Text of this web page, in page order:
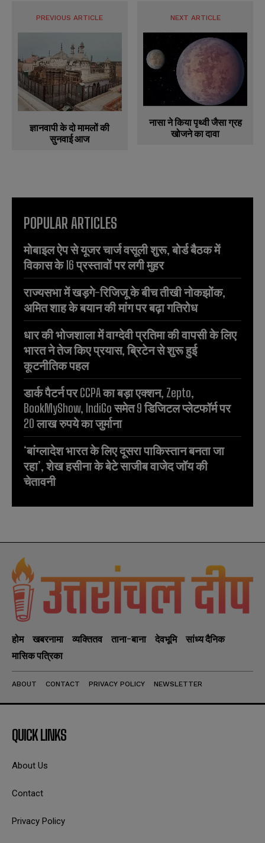
PREVIOUS ARTICLE
ज्ञानवापी के दो मामलों की
सुनवाई आज
NEXT ARTICLE
नासा ने किया पृथ्वी जैसा ग्रह
खोजने का दावा
POPULAR ARTICLES
मोबाइल ऐप से यूजर चार्ज वसूली शुरू, बोर्ड बैठक में
विकास के 16 प्रस्तावों पर लगी मुहर
राज्यसभा में खड़गे-रिजिजू के बीच तीखी नोकझोंक,
अमित शाह के बयान की मांग पर बढ़ा गतिरोध
धार की भोजशाला में वाग्देवी प्रतिमा की वापसी के लिए
भारत ने तेज किए प्रयास, ब्रिटेन से शुरू हुई
कूटनीतिक पहल
डार्क पैटर्न पर CCPA का बड़ा एक्शन, Zepto,
BookMyShow, IndiGo समेत 9 डिजिटल प्लेटफॉर्म पर
20 लाख रुपये का जुर्माना
‘बांग्लादेश भारत के लिए दूसरा पाकिस्तान बनता जा
रहा’, शेख हसीना के बेटे साजीब वाजेद जॉय की
चेतावनी
होम खबरनामा व्यक्तितव ताना-बाना देवभूमि
सांध्य दैनिक
मासिक पत्रिका
ABOUT CONTACT PRIVACY POLICY NEWSLETTER
QUICK LINKS
About Us
Contact
Privacy Policy